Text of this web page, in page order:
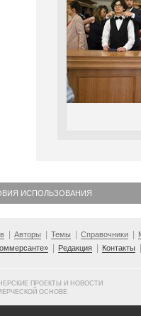
ИСПОЛЬЗОВАНИЯ
Авторы Темы Справочники
Редакция Контакты
ПРОЕКТЫ И НОВОСТИ
ОСНОВЕ